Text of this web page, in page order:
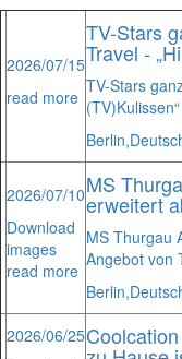
2026/07/15
read more
TV-Stars
Travel -
TV-Stars
Berlin,
2026/07/10
Download
images
read more
MS
erweitert
MS Thurgau
Angebot von
Berlin,
2026/06/25